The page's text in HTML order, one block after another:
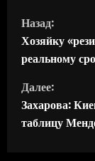
П
р
о
д
о
Назад:
Хозяйку
реальному
Далее:
Захарова:
таблицу